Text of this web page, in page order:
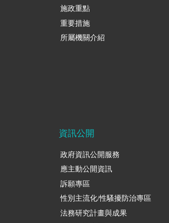
施政重點
重要措施
所屬機關介紹
資訊公開
政府資訊公開服務
應主動公開資訊
訴願專區
性別主流化/性騷擾防治專區
法務研究計畫與成果